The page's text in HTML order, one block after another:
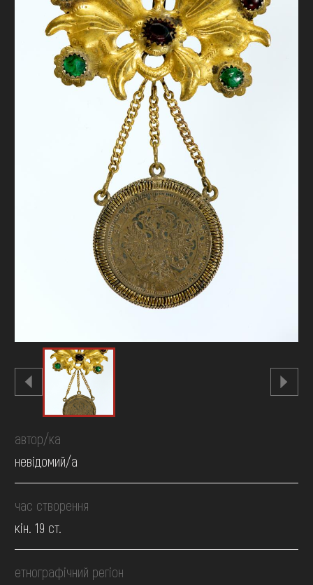
ОНЛАЙН-КРАМНИЦЯ
ПІДТРИМАТИ
автор/ка
невідомий/а
час створення
кін. 19 ст.
етнографічний регіон